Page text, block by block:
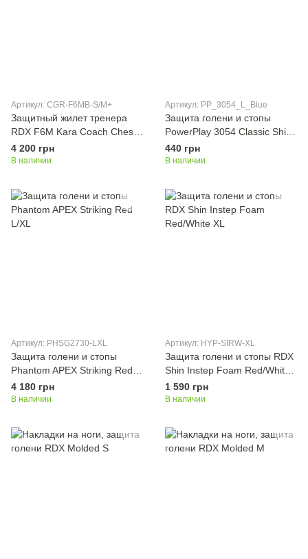
Артикул: CGR-F6MB-S/M+
Защитный жилет тренера
RDX F6M Kara Coach Chest
Protector S/M
4 200 грн
В наличии
Артикул: PP_3054_L_Blue
Защита голени и стопы
PowerPlay 3054 Classic Shin
Синий L
440 грн
В наличии
Артикул: PHSG2730-LXL
Защита голени и стопы
Phantom APEX Striking Red
L/XL
4 180 грн
В наличии
Артикул: HYP-SIRW-XL
Защита голени и стопы RDX
Shin Instep Foam Red/White
XL
1 590 грн
В наличии